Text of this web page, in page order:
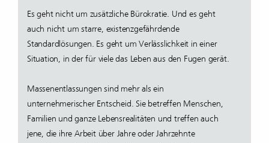
Es geht nicht um zusätzliche Bürokratie. Und es geht
auch nicht um starre, existenzgefährdende
Standardlösungen. Es geht um Verlässlichkeit in einer
Situation, in der für viele das Leben aus den Fugen gerät.
Massenentlassungen sind mehr als ein
unternehmerischer Entscheid. Sie betreffen Menschen,
Familien und ganze Lebensrealitäten und treffen auch
jene, die ihre Arbeit über Jahre oder Jahrzehnte